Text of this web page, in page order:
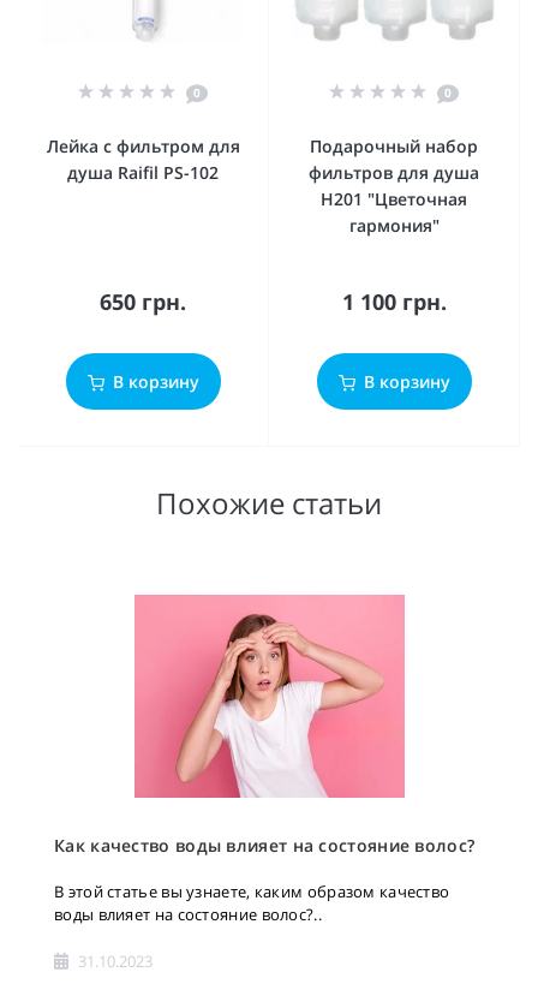
0
Лейка с фильтром для
душа Raifil PS-102
650 грн.
В корзину
0
Подарочный набор
фильтров для душа
H201 "Цветочная
гармония"
1 100 грн.
В корзину
Похожие статьи
Как качество воды влияет на состояние волос?
В этой статье вы узнаете, каким образом качество
воды влияет на состояние волос?..
31.10.2023